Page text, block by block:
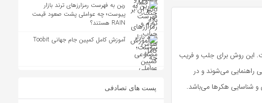
این روش برای جلب و فریب
راهنمایی می‌شوند و در
شناسایی هکرها می‌باشد.
رین به فهرست رمزارزهای ترند بازار
پیوست؛ چه عواملی پشت صعود قیمت
RAIN هستند؟
آموزش کامل کمپین جام جهانی Toobit
پست های تصادفی